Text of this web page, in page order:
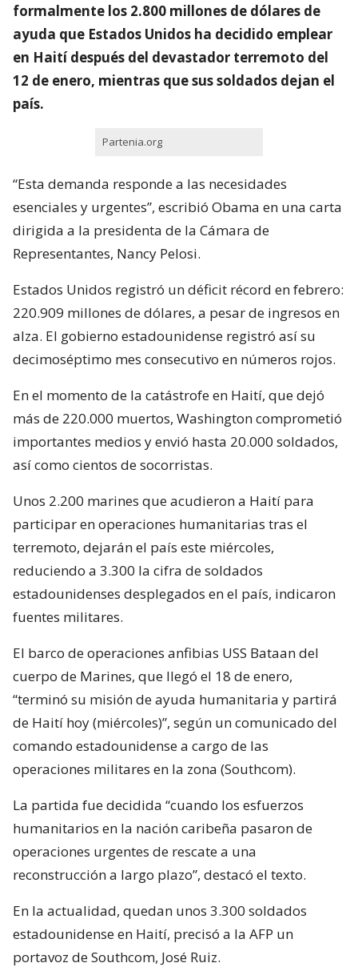
formalmente los 2.800 millones de dólares de
ayuda que Estados Unidos ha decidido emplear
en Haití después del devastador terremoto del
12 de enero, mientras que sus soldados dejan el
país.
Partenia.org
“Esta demanda responde a las necesidades
esenciales y urgentes”, escribió Obama en una carta
dirigida a la presidenta de la Cámara de
Representantes, Nancy Pelosi.
Estados Unidos registró un déficit récord en febrero:
220.909 millones de dólares, a pesar de ingresos en
alza. El gobierno estadounidense registró así su
decimoséptimo mes consecutivo en números rojos.
En el momento de la catástrofe en Haití, que dejó
más de 220.000 muertos, Washington comprometió
importantes medios y envió hasta 20.000 soldados,
así como cientos de socorristas.
Unos 2.200 marines que acudieron a Haití para
participar en operaciones humanitarias tras el
terremoto, dejarán el país este miércoles,
reduciendo a 3.300 la cifra de soldados
estadounidenses desplegados en el país, indicaron
fuentes militares.
El barco de operaciones anfibias USS Bataan del
cuerpo de Marines, que llegó el 18 de enero,
“terminó su misión de ayuda humanitaria y partirá
de Haití hoy (miércoles)”, según un comunicado del
comando estadounidense a cargo de las
operaciones militares en la zona (Southcom).
La partida fue decidida “cuando los esfuerzos
humanitarios en la nación caribeña pasaron de
operaciones urgentes de rescate a una
reconstrucción a largo plazo”, destacó el texto.
En la actualidad, quedan unos 3.300 soldados
estadounidense en Haití, precisó a la AFP un
portavoz de Southcom, José Ruiz.